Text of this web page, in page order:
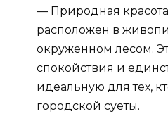
— Природная
расположен в
окруженном лесом.
спокойствия и
идеальную для тех,
городской суеты.